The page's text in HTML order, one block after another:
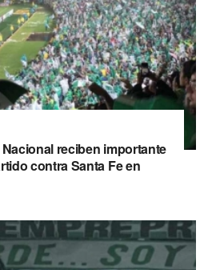
reciben importante
contra Santa Fe en